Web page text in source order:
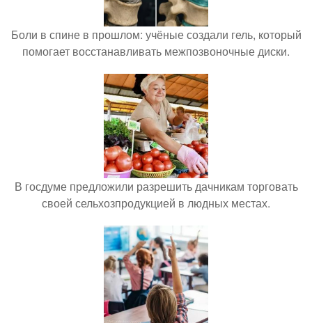
Боли в спине в прошлом: учёные создали гель, который
помогает восстанавливать межпозвоночные диски.
В госдуме предложили разрешить дачникам торговать
своей сельхозпродукцией в людных местах.